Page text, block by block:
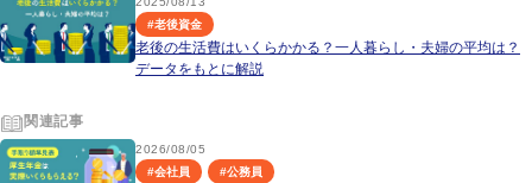
#老後資金
老後の生活費はいくらかかる？一人暮らし・夫婦の平均は？
データをもとに解説
関連記事
2026/08/05
#会社員 #公務員